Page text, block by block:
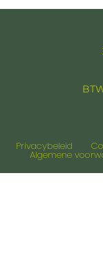
Privacybeleid
Algemene